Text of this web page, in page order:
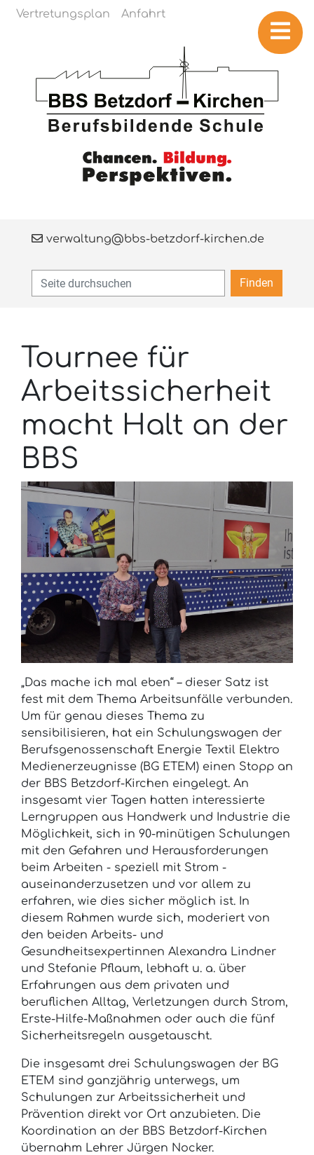
Navigation überspringen
Vertretungsplan Anfahrt
verwaltung@bbs-betzdorf-kirchen.de
Finden
Tournee für
Arbeitssicherheit
macht Halt an der
BBS
„Das mache ich mal eben“ – dieser Satz ist
fest mit dem Thema Arbeitsunfälle verbunden.
Um für genau dieses Thema zu
sensibilisieren, hat ein Schulungswagen der
Berufsgenossenschaft Energie Textil Elektro
Medienerzeugnisse (BG ETEM) einen Stopp an
der BBS Betzdorf-Kirchen eingelegt. An
insgesamt vier Tagen hatten interessierte
Lerngruppen aus Handwerk und Industrie die
Möglichkeit, sich in 90-minütigen Schulungen
mit den Gefahren und Herausforderungen
beim Arbeiten - speziell mit Strom -
auseinanderzusetzen und vor allem zu
erfahren, wie dies sicher möglich ist. In
diesem Rahmen wurde sich, moderiert von
den beiden Arbeits- und
Gesundheitsexpertinnen Alexandra Lindner
und Stefanie Pflaum, lebhaft u. a. über
Erfahrungen aus dem privaten und
beruflichen Alltag, Verletzungen durch Strom,
Erste-Hilfe-Maßnahmen oder auch die fünf
Sicherheitsregeln ausgetauscht.
Die insgesamt drei Schulungswagen der BG
ETEM sind ganzjährig unterwegs, um
Schulungen zur Arbeitssicherheit und
Prävention direkt vor Ort anzubieten. Die
Koordination an der BBS Betzdorf-Kirchen
übernahm Lehrer Jürgen Nocker.